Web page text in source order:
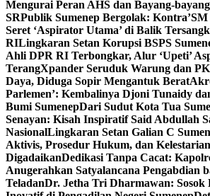
Mengurai Peran AHS dan Bayang-
SRPublik Sumenep Bergolak:
Seret ‘Aspirator Utama’ di Balik
RILingkaran Setan Korupsi BSPS
Ahli DPR RI Terbongkar, Alur ‘Upeti’
TerangXpander Seruduk Warung dan
Daya, Diduga Sopir Mengantuk Berat
Parlemen’: Kembalinya Djoni Tunaidy
Bumi SumenepDari Sudut Kota Tua
Senayan: Kisah Inspiratif Said Abdullah
NasionalLingkaran Setan Galian C
Aktivis, Prosedur Hukum, dan
DigadaikanDedikasi Tanpa Cacat:
Anugerahkan Satyalancana Pengabdian
TeladanDr. Jetha Tri Dharmawan: Sosok